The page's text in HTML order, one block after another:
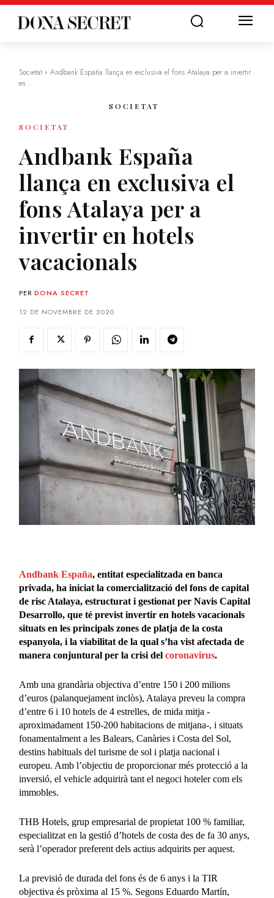
Societat
Andbank España llança en exclusiva el fons Atalaya per a invertir
en...
SOCIETAT
SOCIETAT
Andbank España
llança en exclusiva el
fons Atalaya per a
invertir en hotels
vacacionals
PER DONA SECRET
12 DE NOVEMBRE DE 2020
Andbank España, entitat especialitzada en banca
privada, ha iniciat la comercialització del fons de capital
de risc Atalaya, estructurat i gestionat per Navis Capital
Desarrollo, que té previst invertir en hotels vacacionals
situats en les principals zones de platja de la costa
espanyola, i la viabilitat de la qual s’ha vist afectada de
manera conjuntural per la crisi delcoronavirus.
Amb una grandària objectiva d’entre 150 i 200 milions
d’euros (palanquejament inclòs), Atalaya preveu la compra
d’entre 6 i 10 hotels de 4 estrelles, de mida mitja -
aproximadament 150-200 habitacions de mitjana-, i situats
fonamentalment a les Balears, Canàries i Costa del Sol,
destins habituals del turisme de sol i platja nacional i
europeu. Amb l’objectiu de proporcionar més protecció a la
inversió, el vehicle adquirirà tant el negoci hoteler com els
immobles.
THB Hotels, grup empresarial de propietat 100 % familiar,
especialitzat en la gestió d’hotels de costa des de fa 30 anys,
serà l’operador preferent dels actius adquirits per aquest.
La previsió de durada del fons és de 6 anys i la TIR
objectiva és pròxima al 15 %. Segons Eduardo Martín,